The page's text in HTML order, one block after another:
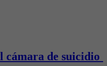
de suicidio